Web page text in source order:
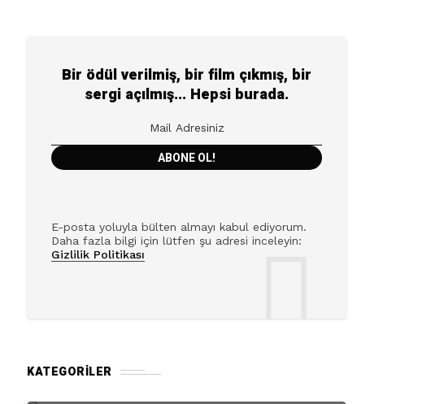
Bir ödül verilmiş, bir film çıkmış, bir
sergi açılmış... Hepsi burada.
E-posta yoluyla bülten almayı kabul ediyorum.
Daha fazla bilgi için lütfen şu adresi inceleyin:
Gizlilik Politikası
KATEGORILER